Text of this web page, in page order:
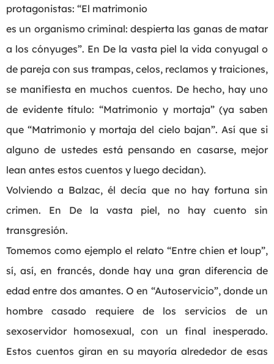
protagonistas: “El matrimonio
es un organismo criminal: despierta las ganas de matar
a los cónyuges”. En De la vasta piel la vida conyugal o
de pareja con sus trampas, celos, reclamos y traiciones,
se manifiesta en muchos cuentos. De hecho, hay uno
de evidente título: “Matrimonio y mortaja” (ya saben
que “Matrimonio y mortaja del cielo bajan”. Así que si
alguno de ustedes está pensando en casarse, mejor
lean antes estos cuentos y luego decidan).
Volviendo a Balzac, él decía que no hay fortuna sin
crimen. En De la vasta piel, no hay cuento sin
transgresión.
Tomemos como ejemplo el relato “Entre chien et loup”,
sí, así, en francés, donde hay una gran diferencia de
edad entre dos amantes. O en “Autoservicio”, donde un
hombre casado requiere de los servicios de un
sexoservidor homosexual, con un final inesperado.
Estos cuentos giran en su mayoría alrededor de esas